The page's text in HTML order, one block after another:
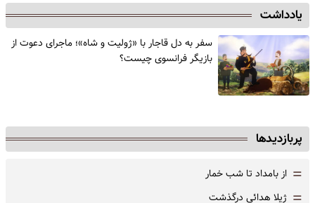
یادداشت
سفر به دل قاجار با «ژولیت و شاه»؛ ماجرای دعوت از
‌بازیگر فرانسوی چیست؟
پربازدیدها
= از بامداد تا شب خمار
ژیلا هدائی درگذشت